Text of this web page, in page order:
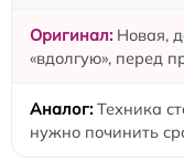
Новая,
«вдолгую», перед
Техника
нужно починить